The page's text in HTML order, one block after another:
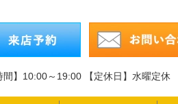
間】10:00～19:00 【定休日】水曜定休